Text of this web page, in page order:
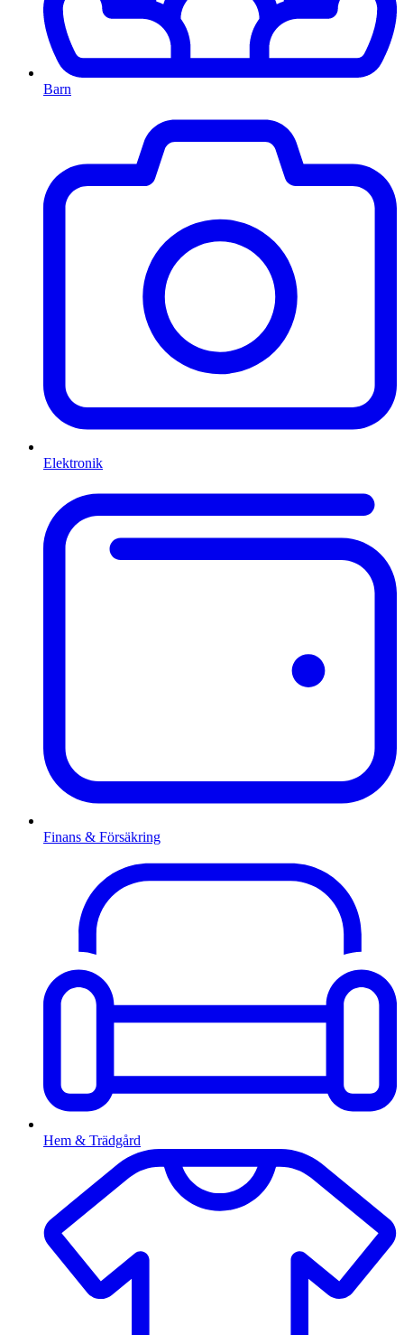
Barn
Elektronik
Finans & Försäkring
Hem & Trädgård